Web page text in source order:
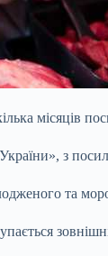
місяців
з
та